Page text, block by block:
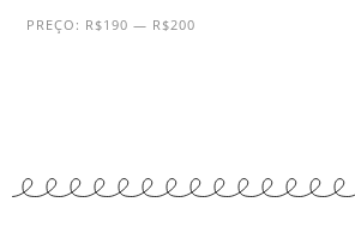
PREÇO: R$190 — R$200